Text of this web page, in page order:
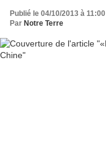
Publié le 04/10/2013 à 11:00
Par Notre Terre